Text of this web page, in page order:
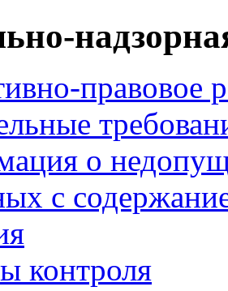
правовое
о
с
контроля